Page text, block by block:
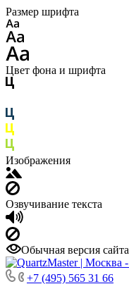
Размер шрифта
Цвет фона и шрифта
Изображения
Озвучивание текста
Обычная версия сайта
+7 (495) 565 31 66